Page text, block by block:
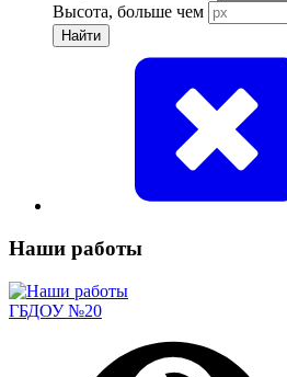
Высота, больше чем
Найти
Наши работы
ГБДОУ №20